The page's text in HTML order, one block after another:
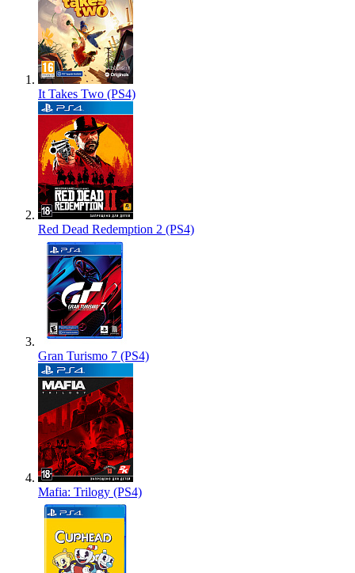
It Takes Two (PS4)
Red Dead Redemption 2 (PS4)
Gran Turismo 7 (PS4)
Mafia: Trilogy (PS4)